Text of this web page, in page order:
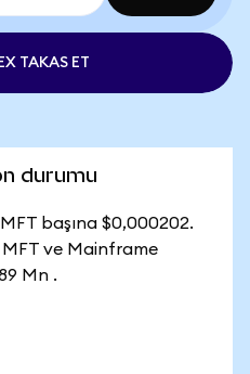
TAKAS ET
durumu
başına $0,000202.
MFT ve Mainframe
Mn .